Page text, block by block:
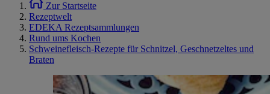
Zur Startseite
Rezeptwelt
EDEKA Rezeptsammlungen
Rund ums Kochen
Schweinefleisch-Rezepte für Schnitzel, Geschnetzeltes und
Braten